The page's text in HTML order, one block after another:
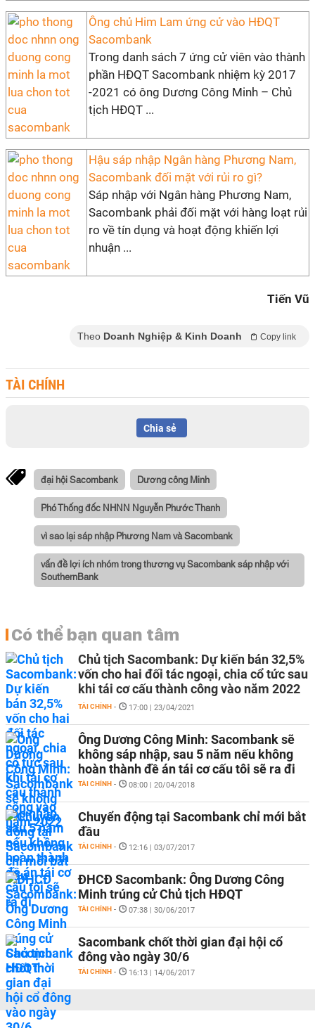
Ông chủ Him Lam ứng cử vào HĐQT
Sacombank
Trong danh sách 7 ứng cử viên vào thành
phần HĐQT Sacombank nhiệm kỳ 2017
-2021 có ông Dương Công Minh – Chủ
tịch HĐQT ...
Hậu sáp nhập Ngân hàng Phương Nam,
Sacombank đối mặt với rủi ro gì?
Sáp nhập với Ngân hàng Phương Nam,
Sacombank phải đối mặt với hàng loạt rủi
ro về tín dụng và hoạt động khiến lợi
nhuận ...
Tiến Vũ
Theo Doanh Nghiệp & Kinh Doanh Copy link
TÀI CHÍNH
Chia sẻ
đại hội Sacombank Dương công Minh
Phó Thống đốc NHNN Nguyễn Phước Thanh
vì sao lại sáp nhập Phương Nam và Sacombank
vấn đề lợi ích nhóm trong thương vụ Sacombank sáp nhập với
SouthernBank
Có thể bạn quan tâm
Chủ tịch Sacombank: Dự kiến bán 32,5%
vốn cho hai đối tác ngoại, chia cổ tức sau
khi tái cơ cấu thành công vào năm 2022
TÀI CHÍNH - 17:00 | 23/04/2021
Ông Dương Công Minh: Sacombank sẽ
không sáp nhập, sau 5 năm nếu không
hoàn thành đề án tái cơ cấu tôi sẽ ra đi
TÀI CHÍNH - 08:00 | 20/04/2018
Chuyển động tại Sacombank chỉ mới bắt
đầu
TÀI CHÍNH - 12:16 | 03/07/2017
ĐHCĐ Sacombank: Ông Dương Công
Minh trúng cử Chủ tịch HĐQT
TÀI CHÍNH - 07:38 | 30/06/2017
Sacombank chốt thời gian đại hội cổ
đông vào ngày 30/6
TÀI CHÍNH - 16:13 | 14/06/2017